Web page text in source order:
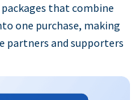
that combine
one purchase, making
partners and supporters